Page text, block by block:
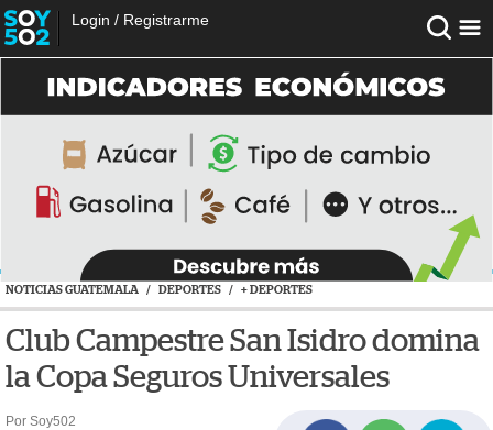
Login / Registrarme
NOTICIAS GUATEMALA / DEPORTES / + DEPORTES
Club Campestre San Isidro domina
la Copa Seguros Universales
Por Soy502